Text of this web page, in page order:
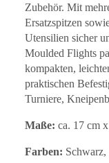
Zubehör. Mit
Ersatzspitzen
Utensilien sicher
Moulded Flights
kompakten,
praktischen
Turniere,
Maße: ca. 17 cm
Farben: